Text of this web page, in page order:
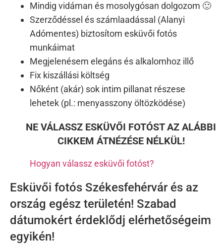
Mindig vidáman és mosolygósan dolgozom 🙂
Szerződéssel és számlaadással (Alanyi
Adómentes) biztosítom esküvői fotós
munkáimat
Megjelenésem elegáns és alkalomhoz illő
Fix kiszállási költség
Nőként (akár) sok intim pillanat részese
lehetek (pl.: menyasszony öltözködése)
NE VÁLASSZ ESKÜVŐI FOTÓST AZ ALÁBBI
CIKKEM ÁTNÉZÉSE NÉLKÜL!